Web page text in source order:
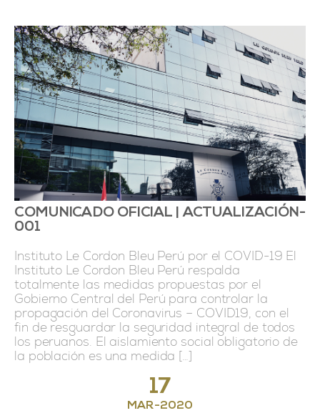
17
MAR-2020
COMUNICADO OFICIAL | ACTUALIZACIÓN-
001
Instituto Le Cordon Bleu Perú por el COVID-19 El
Instituto Le Cordon Bleu Perú respalda
totalmente las medidas propuestas por el
Gobierno Central del Perú para controlar la
propagación del Coronavirus – COVID19, con el
fin de resguardar la seguridad integral de todos
los peruanos. El aislamiento social obligatorio de
la población es una medida […]